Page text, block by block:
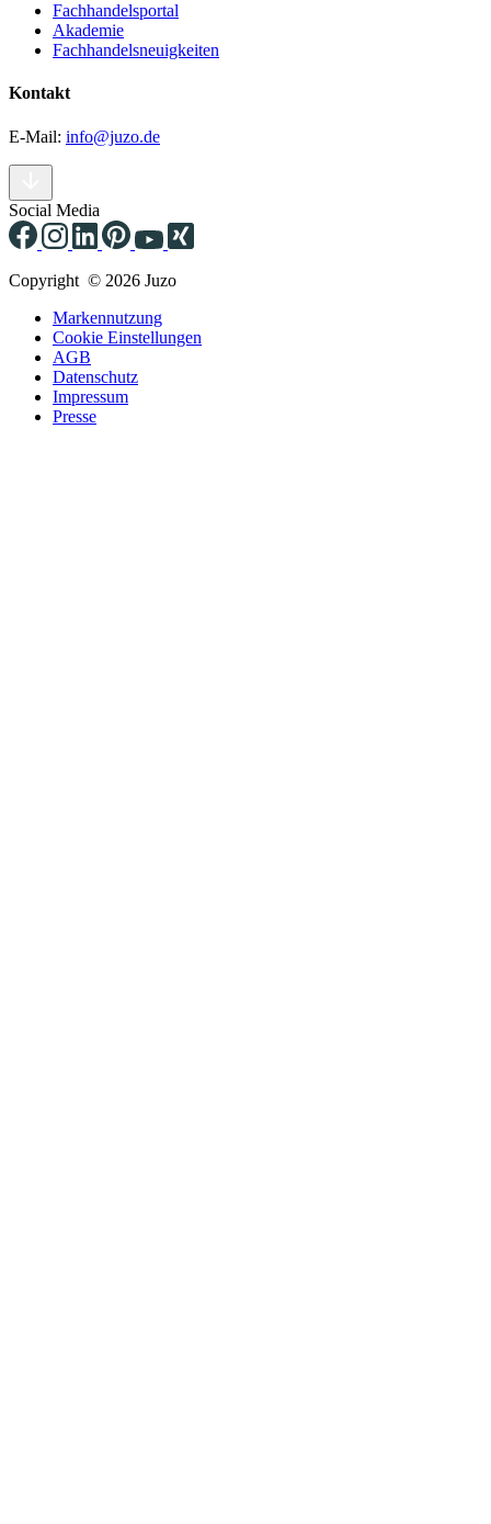
Fachhandelsportal
Akademie
Fachhandelsneuigkeiten
Kontakt
E-Mail: info@juzo.de
Social Media
Copyright © 2026 Juzo
Markennutzung
Cookie Einstellungen
AGB
Datenschutz
Impressum
Presse